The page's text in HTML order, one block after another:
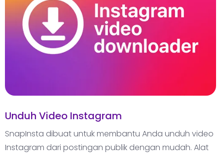
Unduh Video Instagram
SnapInsta dibuat untuk membantu Anda unduh video
Instagram dari postingan publik dengan mudah. Alat